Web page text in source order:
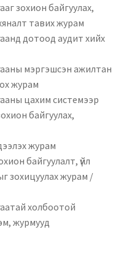
зохион байгуулах,
хяналт тавих журам
дотоод аудит хийх
мэргэшсэн ажилтан
журам
цахим системээр
байгуулах,
журам
байгуулалт, үйл
зохицуулах журам /
холбоотой
журмууд